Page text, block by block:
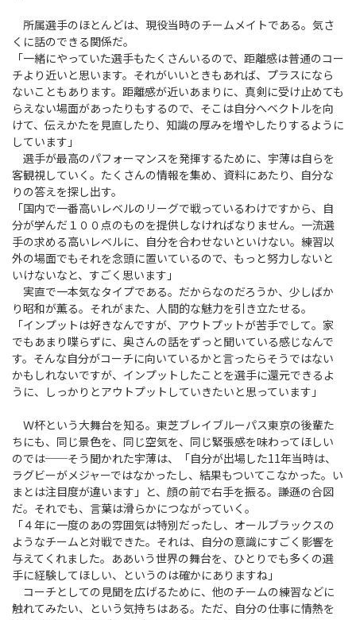
所属選手のほとんどは、現役当時のチームメイトである。気さ
くに話のできる関係だ。
「一緒にやっていた選手もたくさんいるので、距離感は普通のコー
チより近いと思います。それがいいときもあれば、プラスになら
ないこともあります。距離感が近いあまりに、真剣に受け止めても
らえない場面があったりもするので、そこは自分へベクトルを向
けて、伝えかたを見直したり、知識の厚みを増やしたりするように
しています」
選手が最高のパフォーマンスを発揮するために、宇薄は自らを
客観視していく。たくさんの情報を集め、資料にあたり、自分な
りの答えを探し出す。
「国内で一番高いレベルのリーグで戦っているわけですから、自
分が学んだ１００点のものを提供しなければなりません。一流選
手の求める高いレベルに、自分を合わせないといけない。練習以
外の場面でもそれを念頭に置いているので、もっと努力しないと
いけないなと、すごく思います」
実直で一本気なタイプである。だからなのだろうか、少しばか
り昭和が薫る。それがまた、人間的な魅力を引き立たせる。
「インプットは好きなんですが、アウトプットが苦手でして。家
でもあまり喋らずに、奥さんの話をずっと聞いている感じなんで
す。そんな自分がコーチに向いているかと言ったらそうではない
かもしれないですが、インプットしたことを選手に還元できるよ
うに、しっかりとアウトプットしていきたいと思っています」
Ｗ杯という大舞台を知る。東芝ブレイブルーパス東京の後輩た
ちにも、同じ景色を、同じ空気を、同じ緊張感を味わってほしい
のでは──そう聞かれた宇薄は、「自分が出場した11年当時は、
ラグビーがメジャーではなかったし、結果もついてこなかった。い
まとは注目度が違います」と、顔の前で右手を振る。謙遜の合図
だ。それでも、言葉は滑らかにつながっていく。
「４年に一度のあの雰囲気は特別だったし、オールブラックスの
ようなチームと対戦できた。それは、自分の意識にすごく影響を
与えてくれました。ああいう世界の舞台を、ひとりでも多くの選
手に経験してほしい、というのは確かにありますね」
コーチとしての見聞を広げるために、他のチームの練習などに
触れてみたい、という気持ちはある。ただ、自分の仕事に情熱を